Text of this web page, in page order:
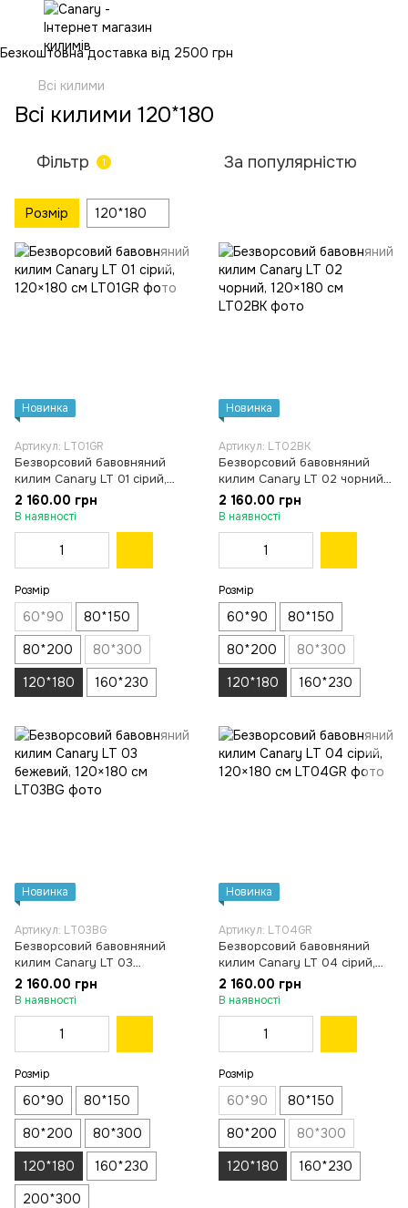
Безкоштовна доставка від 2500 грн
Всі килими
Всі килими 120*180
Фільтр 1 За популярністю
Розмір 120*180
Новинка
Артикул: LT01GR
Безворсовий бавовняний
килим Canary LT 01 сірий,
120×180 см
2 160.00 грн
В наявності
Розмір
60*90
80*150
80*200
80*300
120*180
160*230
Новинка
Артикул: LT02BK
Безворсовий бавовняний
килим Canary LT 02 чорний,
120×180 см
2 160.00 грн
В наявності
Розмір
60*90
80*150
80*200
80*300
120*180
160*230
Новинка
Артикул: LT03BG
Безворсовий бавовняний
килим Canary LT 03
бежевий, 120×180 см
2 160.00 грн
В наявності
Розмір
60*90
80*150
80*200
80*300
120*180
160*230
200*300
Новинка
Артикул: LT04GR
Безворсовий бавовняний
килим Canary LT 04 сірий,
120×180 см
2 160.00 грн
В наявності
Розмір
60*90
80*150
80*200
80*300
120*180
160*230